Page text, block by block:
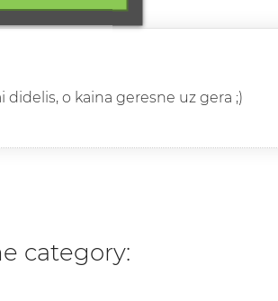
o kaina geresne uz gera ;)
category: